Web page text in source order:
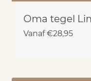
Oma tegel
Vanaf €28,95